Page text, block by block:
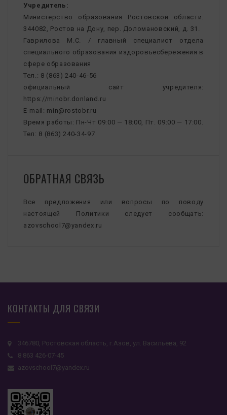
Учредитель:
Министерство образования Ростовской области.
344082, Ростов на Дону, пер. Доломановский, д. 31.
Гаврилова М.С. / главный специалист отдела
специального образования издоровьесбережения в
сфере образования
Тел.: 8 (863) 240-46-56
официальный сайт учредителя:
https://minobr.donland.ru
E-mail: min@rostobr.ru
Время работы: Пн-Чт 09:00 — 18:00, Пт. 09:00 — 17:00.
Тел: 8 (863) 240-34-97
ОБРАТНАЯ СВЯЗЬ
Все предложения или вопросы по поводу
настоящей Политики следует сообщать:
azovschool7@yandex.ru
КОНТАКТЫ ДЛЯ СВЯЗИ
346780, Ростовская область, г.Азов, ул. Васильева, 92
8 863 426-07-45
azovschool7@yandex.ru